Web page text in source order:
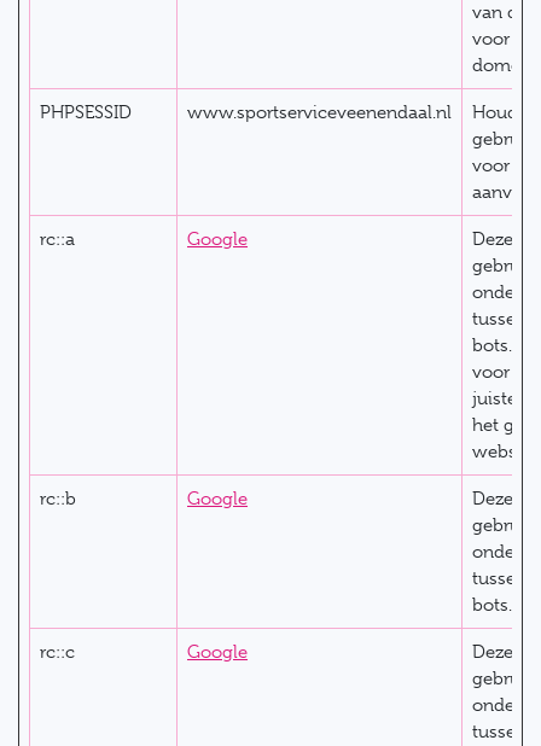
van de
voor
domein
PHPSESSID www.sportserviceveenendaal.nl
Houdt
voor
rc::a Google
Deze
tussen
bots.
voor de
juiste
het
website
rc::b Google
Deze
tussen
bots.
rc::c Google
Deze
tussen